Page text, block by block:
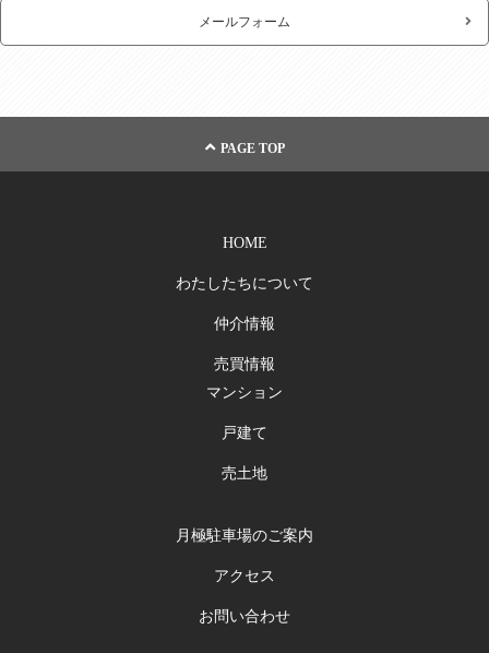
メールフォーム
PAGE TOP
HOME
わたしたちについて
仲介情報
売買情報
マンション
戸建て
売土地
月極駐車場のご案内
アクセス
お問い合わせ